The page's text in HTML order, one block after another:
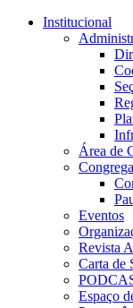
Conteúdo principal
Institucional
Área de
Eventos
Revista
Carta de
Espaço